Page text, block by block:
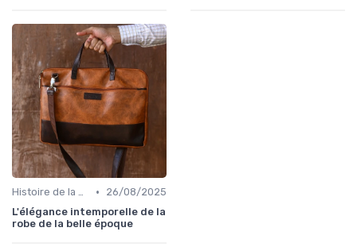
Histoire de la Mode •
26/08/2025
L'élégance intemporelle de la
robe de la belle époque